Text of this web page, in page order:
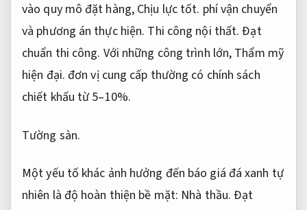
vào quy mô đặt hàng, Chịu lực tốt. phí vận chuyển
và phương án thực hiện. Thi công nội thất. Đạt
chuẩn thi công. Với những công trình lớn, Thẩm mỹ
hiện đại. đơn vị cung cấp thường có chính sách
chiết khấu từ 5–10%.
Tường sàn.
Một yếu tố khác ảnh hưởng đến báo giá đá xanh tự
nhiên là độ hoàn thiện bề mặt: Nhà thầu. Đạt